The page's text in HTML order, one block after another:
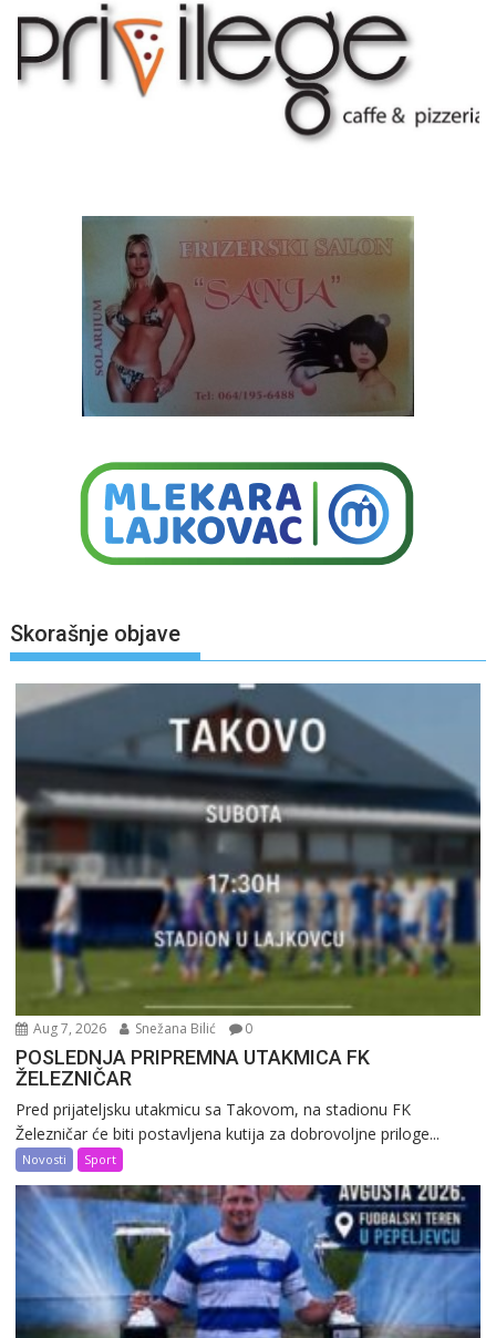
Skorašnje objave
Aug 7, 2026 Snežana Bilić 0
POSLEDNJA PRIPREMNA UTAKMICA FK
ŽELEZNIČAR
Pred prijateljsku utakmicu sa Takovom, na stadionu FK
Železničar će biti postavljena kutija za dobrovoljne priloge...
Novosti Sport